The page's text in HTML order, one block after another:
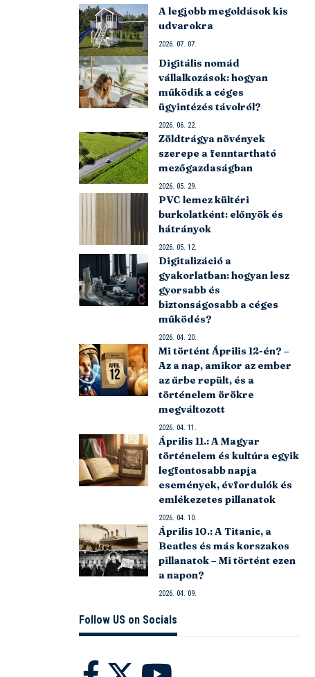
A legjobb megoldások kis
udvarokra
2026. 07. 07.
Digitális nomád
vállalkozások: hogyan
működik a céges
ügyintézés távolról?
2026. 06. 22.
Zöldtrágya növények
szerepe a fenntartható
mezőgazdaságban
2026. 05. 29.
PVC lemez kültéri
burkolatként: előnyök és
hátrányok
2026. 05. 12.
Digitalizáció a
gyakorlatban: hogyan lesz
gyorsabb és
biztonságosabb a céges
működés?
2026. 04. 20.
Mi történt Április 12-én? –
Az a nap, amikor az ember
az űrbe repült, és a
történelem örökre
megváltozott
2026. 04. 11.
Április 11.: A Magyar
történelem és kultúra egyik
legfontosabb napja
események, évfordulók és
emlékezetes pillanatok
2026. 04. 10.
Április 10.: A Titanic, a
Beatles és más korszakos
pillanatok – Mi történt ezen
a napon?
2026. 04. 09.
Follow US on Socials